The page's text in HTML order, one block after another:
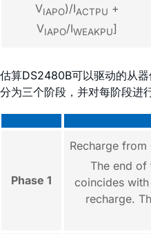
VIAPO)/IACTPU +
VIAPO/IWEAKPU]
估算DS2480B可以驱动的从
分为三个阶段，并对每阶段进
Phase 1
Recharge
The end of
coincides
recharge.